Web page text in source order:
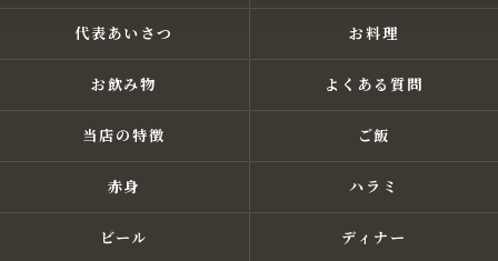
代表あいさつ お料理
お飲み物 よくある質問
当店の特徴 ご飯
赤身 ハラミ
ビール ディナー